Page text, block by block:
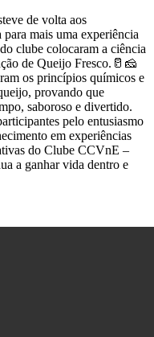
de volta aos
mais uma experiência
clube colocaram a ciência
de Queijo Fresco.🥛🧀
os princípios químicos e
provando que
saboroso e divertido.
pelo entusiasmo
em experiências
do Clube CCVnE –
a ganhar vida dentro e